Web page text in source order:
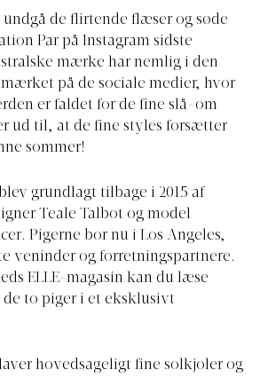
de flirtende flæser og søde
Par på Instagram sidste
mærke har nemlig i den
på de sociale medier, hvor
er faldet for de fine slå-om
ud til, at de fine styles forsætter
sommer!
grundlagt tilbage i 2015 af
Teale Talbot og model
Pigerne bor nu i Los Angeles,
veninder og forretningspartnere.
ELLE-magasin kan du læse
de to piger i et eksklusivt
hovedsageligt fine solkjoler og